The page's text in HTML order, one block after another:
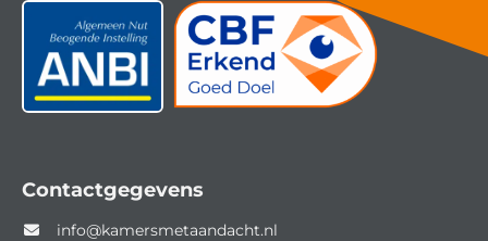
Contactgegevens
info@kamersmetaandacht.nl